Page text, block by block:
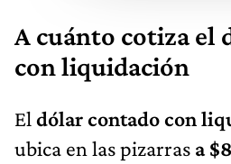
A cuánto cotiza el
con liquidación
El dólar contado con
ubica en las pizarras a